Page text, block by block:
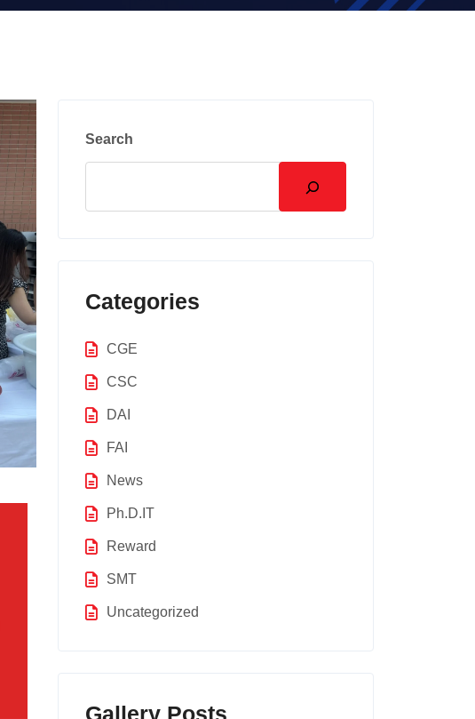
Search
Categories
CGE
CSC
DAI
FAI
News
Ph.D.IT
Reward
SMT
Uncategorized
Gallery Posts